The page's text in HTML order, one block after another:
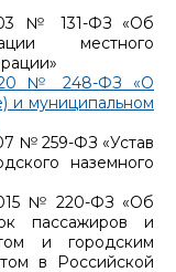
№ 131-ФЗ «Об
местного
№ 248-ФЗ «О
и муниципальном
№ 259-ФЗ «Устав
наземного
№ 220-ФЗ «Об
пассажиров и
и городским
в Российской